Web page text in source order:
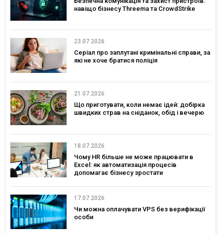
навіщо бізнесу Threema та CrowdStrike
23.07.2026
Серіал про заплутані кримінальні справи, за
які не хоче братися поліція
21.07.2026
Що приготувати, коли немає ідей: добірка
швидких страв на сніданок, обід і вечерю
18.07.2026
Чому HR більше не може працювати в
Excel: як автоматизація процесів
допомагає бізнесу зростати
17.07.2026
Чи можна оплачувати VPS без верифікації
особи